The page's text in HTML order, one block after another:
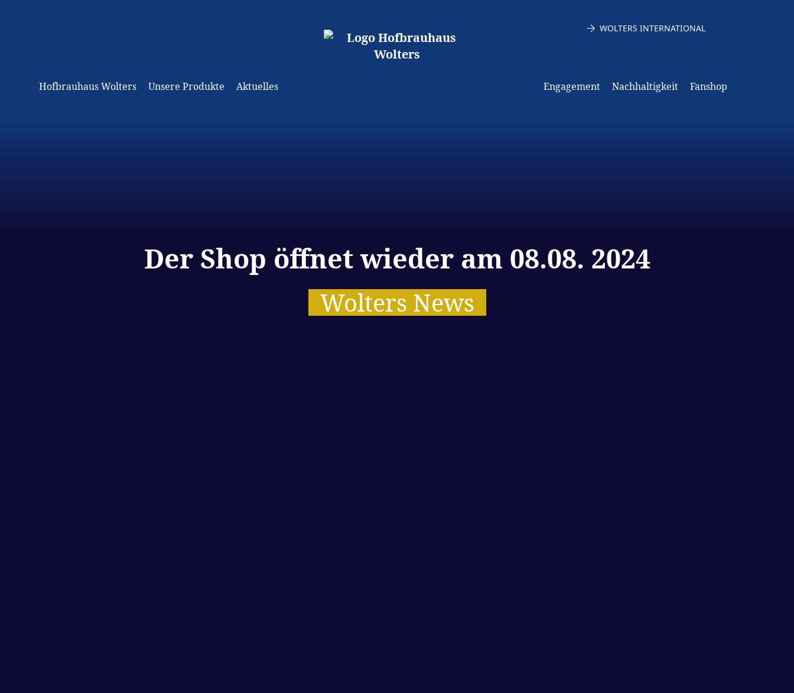
WOLTERS INTERNATIONAL
Hofbrauhaus Wolters Unsere Produkte Aktuelles Engagement Nachhaltigkeit Fanshop
Der Shop öffnet wieder am 08.08. 2024
Wolters News